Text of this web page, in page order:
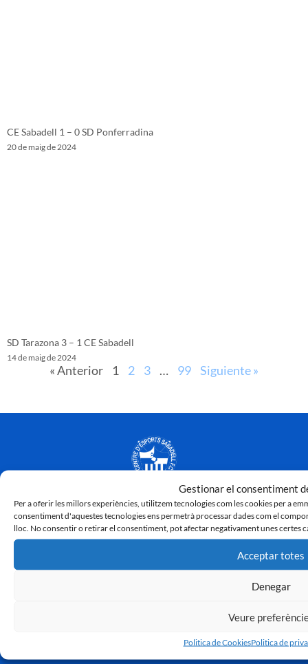
Gestionar el consentiment
Per a oferir les millors experiències, utilitzem tecnologies com les cookies per a
consentiment d'aquestes tecnologies ens permetrà processar dades com el
lloc. No consentir o retirar el consentiment, pot afectar negativament unes certes
Acceptar totes
Denegar
Veure
Politica de CookiesPolitica de
CE Sabadell 1 – 0 SD Ponferradina
20 de maig de 2024
SD Tarazona 3 – 1 CE Sabadell
14 de maig de 2024
« Anterior 1 2 3 … 99 Siguiente »